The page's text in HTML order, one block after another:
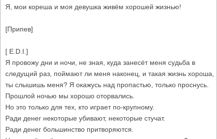
Я, мои кореша и моя девушка живём хорошей жизнью!
[Припев]
[ E.D.I.]
Я провожу дни и ночи, не зная, куда занесёт меня судьба в
следущий раз, поймают ли меня наконец, и такая жизнь хороша,
ты слышишь меня? Я окажусь над пропастью, только проснусь.
Прошлой ночью мы хорошо оторвались.
Но это только для тех, кто играет по-крупному.
Ради денег некоторые убивают, некоторые стучат.
Ради денег большинство притворяются.